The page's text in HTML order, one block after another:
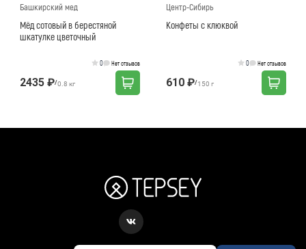
Башкирский мед
Мёд сотовый в берестяной
шкатулке цветочный
0 Нет отзывов
2435 ₽/0.8 кг
Центр-Сибирь
Конфеты с клюквой
0 Нет отзывов
610 ₽/150 г